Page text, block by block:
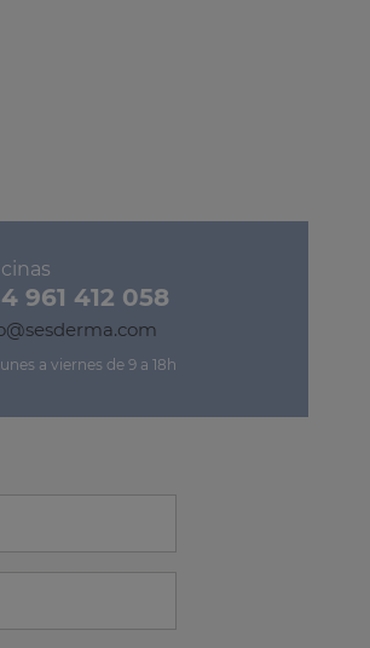
961 412 058
a viernes de 9 a 18h